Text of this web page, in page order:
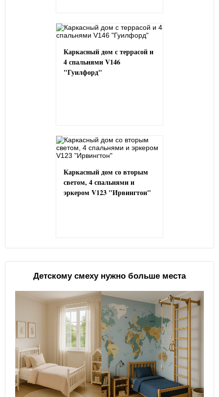
Каркасный дом с террасой и
4 спальнями V146
"Гуилфорд"
Каркасный дом со вторым
светом, 4 спальнями и
эркером V123 "Ирвингтон"
Детскому смеху нужно больше места